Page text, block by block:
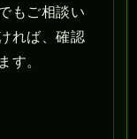
もご相談い
れば、確認
す。